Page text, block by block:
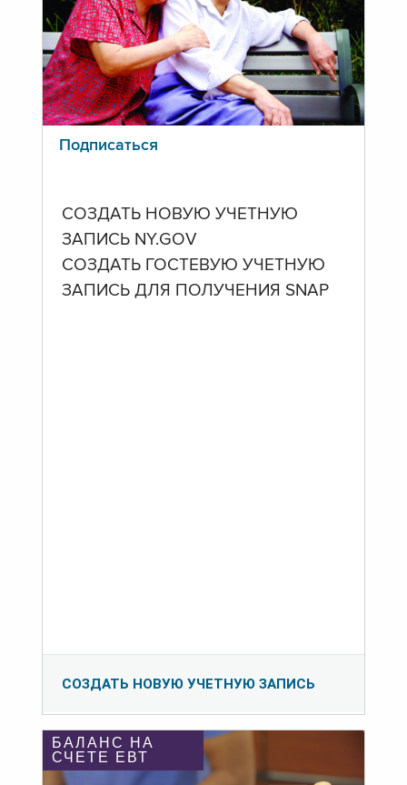
Подписаться
СОЗДАТЬ НОВУЮ УЧЕТНУЮ
ЗАПИСЬ NY.GOV
СОЗДАТЬ ГОСТЕВУЮ УЧЕТНУЮ
ЗАПИСЬ ДЛЯ ПОЛУЧЕНИЯ SNAP
СОЗДАТЬ НОВУЮ УЧЕТНУЮ ЗАПИСЬ
БАЛАНС НА
СЧЕТЕ ЕВТ